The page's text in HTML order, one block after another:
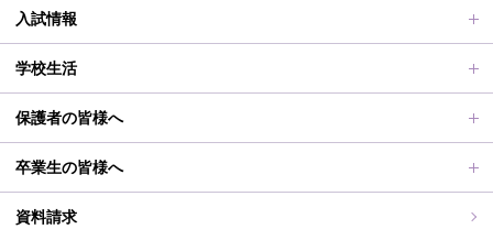
施設紹介
アクセス
め対策基本方針
普通科Ⅰ類
滋賀短での学び
進路サポート
合格者メッセージ
進路実績
滋賀短期大学への推薦制度
入試情報
オープンスクール
オープンスクールレポート
2026年度（令和8年度）募集概要
過去の入試問題
学校生活
部活動、生徒会行事
制服紹介
海外研修旅行
保護者の皆様へ
保護者の皆様へ
PT通信
卒業生の皆様へ
各種証明書交付について
資料請求